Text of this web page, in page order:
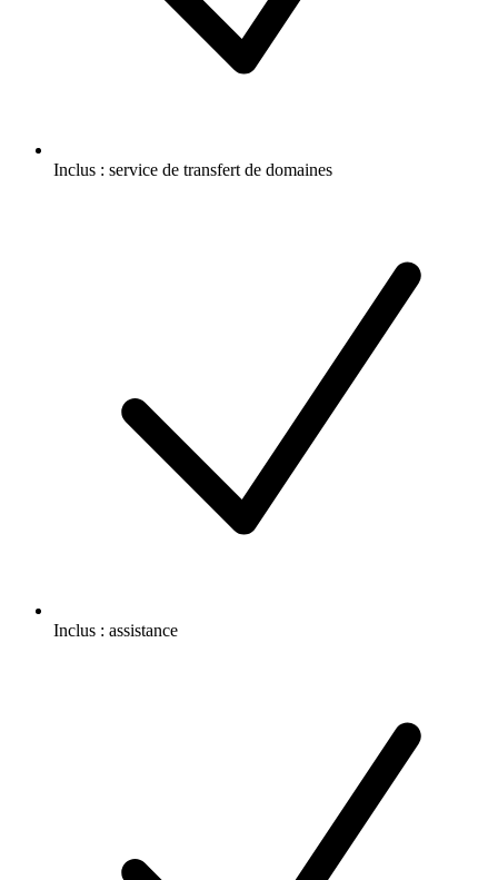
Inclus : service de transfert de domaines
Inclus : assistance